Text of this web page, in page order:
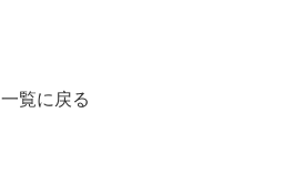
一覧に戻る